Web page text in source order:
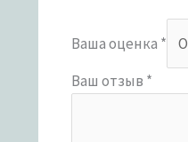
Ваша оценка *
Ваш отзыв *